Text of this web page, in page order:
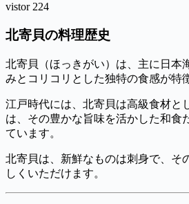
vistor 224
北寄貝の料理歴史
北寄貝（ほっきがい）は、主に日本
みとコリコリとした独特の食感が特
江戸時代には、北寄貝は高級食材と
は、その豊かな旨味を活かした和食
ています。
北寄貝は、新鮮なものは刺身で、そ
しくいただけます。